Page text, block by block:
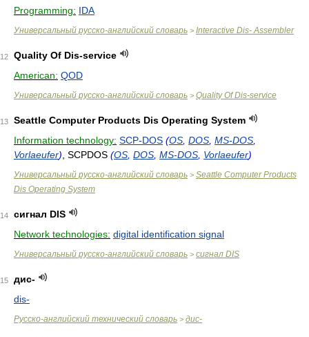
Programming: IDA
Универсальный русско-английский словарь > Interactive Dis- Assembler
12
Quality Of Dis-service
American: QOD
Универсальный русско-английский словарь > Quality Of Dis-service
13
Seattle Computer Products Dis Operating System
Information technology: SCP-DOS (OS DOS MS-DOS
Vorlaeufer) , SCPDOS (OS DOS MS-DOS Vorlaeufer)
Универсальный русско-английский словарь > Seattle Computer Products
Dis Operating System
14
сигнал DIS
Network technologies: digital identification signal
Универсальный русско-английский словарь > сигнал DIS
15
дис-
dis-
Русско-английский технический словарь > дис-